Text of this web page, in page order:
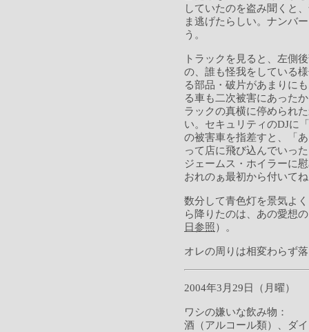
していたのを盗み聞くと
ま逃げたらしい。ナンバ
う。
トラックを見ると、左側
の、誰も怪我をしている
る部品・破片があまりに
る車も二次被害にあった
ラックの真横に停められ
い。セキュリティのDJに
の被害車を指差すと、「
って店に飛び込んでいっ
ジェームス・ホイラーに
おれのぁ最初から付いて
数分して青色灯を景気よ
ら降りたのは、あの愛想
日参照）。
オレの周りは相変わらず
2004年3月29日（月曜）
ワシの嫌いな飲み物：
酒（アルコール類）、ダ